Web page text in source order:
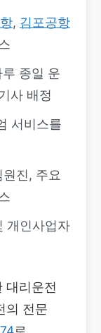
, 김포공항
루 종일 운
사 배정
서비스를
진, 주요
개인사업자
대리운전
의 전문